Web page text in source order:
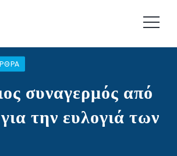
συναγερμός από
την ευλογιά των